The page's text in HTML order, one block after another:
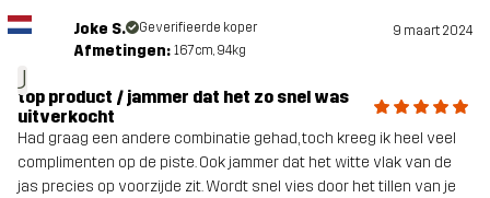
J
Joke S. Geverifieerde koper 9 maart 2024
Afmetingen: 167cm, 94kg
top product / jammer dat het zo snel was
uitverkocht
Had graag een andere combinatie gehad, toch kreeg ik heel veel
complimenten op de piste. Ook jammer dat het witte vlak van de
jas precies op voorzijde zit. Wordt snel vies door het tillen van je